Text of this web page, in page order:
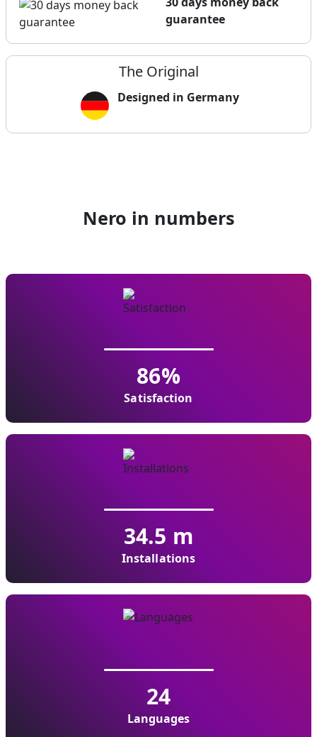
guarantee
The Original
Designed in Germany
Nero in numbers
86%
Satisfaction
34.5 m
Installations
24
Languages